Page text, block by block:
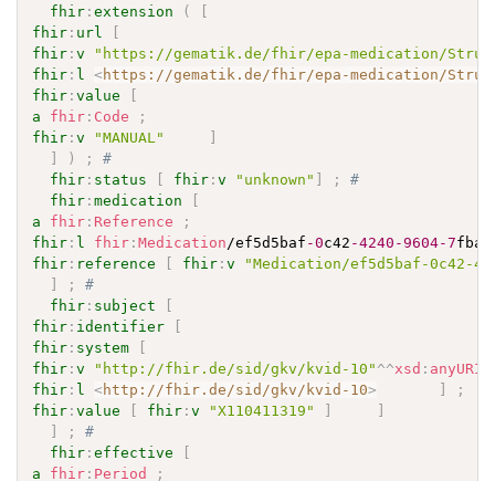
fhir :extension (
fhir : url
fhir :v
"https://gematik.de/fhir/epa-medication/
fhir : l <https://gematik.de/fhir/epa-medication/
fhir :value
a
fhir : Code
;
fhir :v "MANUAL"
) ;
#
fhir : status fhir :v "unknown" ;
#
fhir :medication
a
fhir : Reference
;
fhir : l fhir :Medication /ef5d5baf -0c42 -4240 -9604-7
fhir : reference fhir :v
"Medication/ef5d5baf-0c42-
;
#
fhir : subject
fhir : identifier
fhir : system
fhir :v "http://fhir.de/sid/gkv/kvid-10" ^^xsd : anyURI
fhir : l <http://fhir.de/sid/gkv/kvid-10>
;
fhir :value fhir :v "X110411319"
;
#
fhir :effective
a
fhir : Period ;